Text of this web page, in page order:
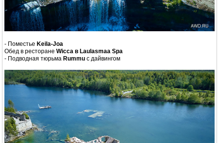
- Поместье Keila-Joa
Обед в ресторане Wicca в Laulasmaa Spa
- Подводная тюрьма Rummu с дайвингом